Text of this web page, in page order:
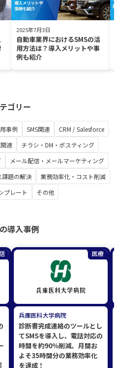
2025年7月3日
自動車業界におけるSMSの活
用方法は？導入メリットや事
例も紹介
ゴリー
事例 SMS関連
CRM / Salesforce
連
チラシ・DM・ポスティング
メール配信・メールマーケティング
課題の解決
業務効率化・コスト削減
プレート
その他
導入事例
医療
兵庫医科大学病院
診断書完成連絡のツールとし
てSMSを導入し、電話対応の
時間を約90％削減。月間お
よそ35時間分の業務効率化
を達成！